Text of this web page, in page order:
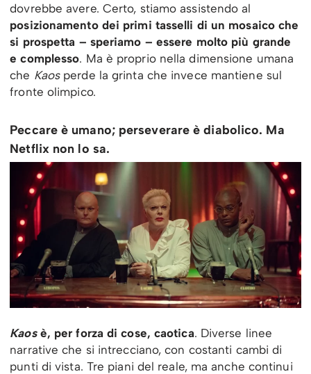
dovrebbe avere. Certo, stiamo assistendo al
posizionamento dei primi tasselli di un mosaico che
si prospetta – speriamo – essere molto più grande
e complesso. Ma è proprio nella dimensione umana
che Kaosperde la grinta che invece mantiene sul
fronte olimpico.
Peccare è umano; perseverare è diabolico. Ma
Netflix non lo sa.
Kaosè, per forza di cose, caotica. Diverse linee
narrative che si intrecciano, con costanti cambi di
punti di vista. Tre piani del reale, ma anche continui